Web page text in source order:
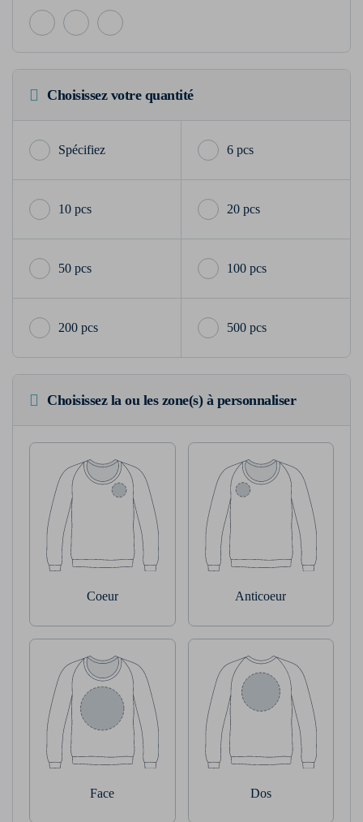
Choisissez votre quantité
6 pcs
10 pcs 20 pcs
50 pcs 100 pcs
200 pcs 500 pcs
Choisissez la ou les zone(s) à personnaliser
Coeur Anticoeur
Face Dos